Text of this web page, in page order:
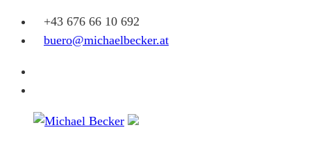
Skip
+43 676 66 10 692
buero@michaelbecker.at